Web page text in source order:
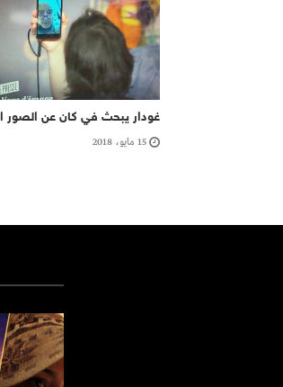
غودار يبحث في كان عن الصور
15 مايو، 2018